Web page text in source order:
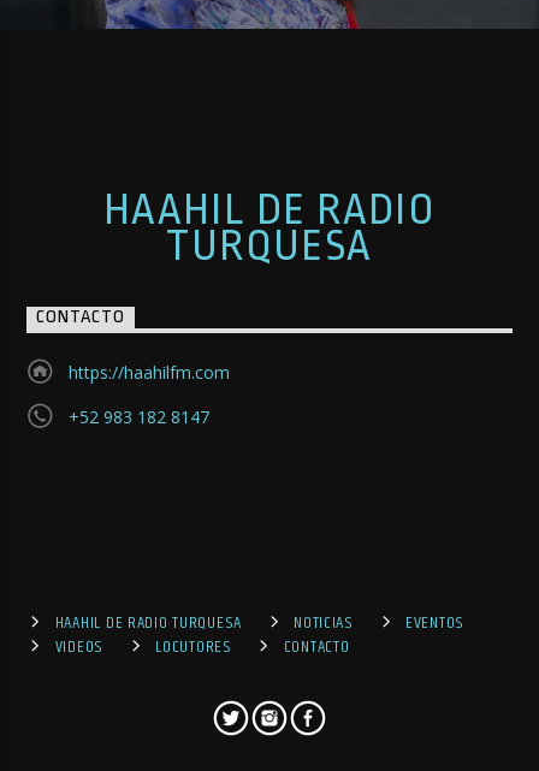
HAAHIL DE RADIO
TURQUESA
CONTACTO
https://haahilfm.com
+52 983 182 8147
HAAHIL DE RADIO TURQUESA NOTICIAS
EVENTOS
VIDEOS
LOCUTORES CONTACTO